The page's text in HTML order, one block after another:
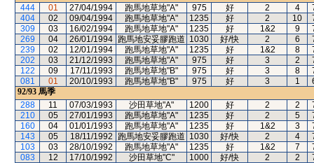
444
01 27/04/1994 跑馬地草地"A" 975 好 2 4
404
02 09/04/1994 跑馬地草地"A" 1235 好 2 10
309
03 16/02/1994 跑馬地草地"A" 1235 好 1&2 9
269
04 26/01/1994 跑馬地安妥膠跑道 1030 好/快 2 6
239
02 12/01/1994 跑馬地草地"A" 1235 好 1&2 8
202
03 21/12/1993 跑馬地草地"A" 975 好 3 2
122
09 17/11/1993 跑馬地草地"B" 975 好 3 8
081
01 20/10/1993 跑馬地草地"B" 975 好 3 1
92/93 馬季
288
11 07/03/1993 沙田草地"A" 1200 好 2 2
210
05 27/01/1993 跑馬地草地"A" 1235 好 2 5
160
04 01/01/1993 跑馬地草地"A" 1235 好 1&2 3
143
05 18/11/1992 跑馬地安妥膠跑道 1030 好/快 2 4
103
03 28/10/1992 跑馬地草地"A" 1235 好 1&2 7
083
12 17/10/1992 沙田草地"C" 1000 好/快 2 2